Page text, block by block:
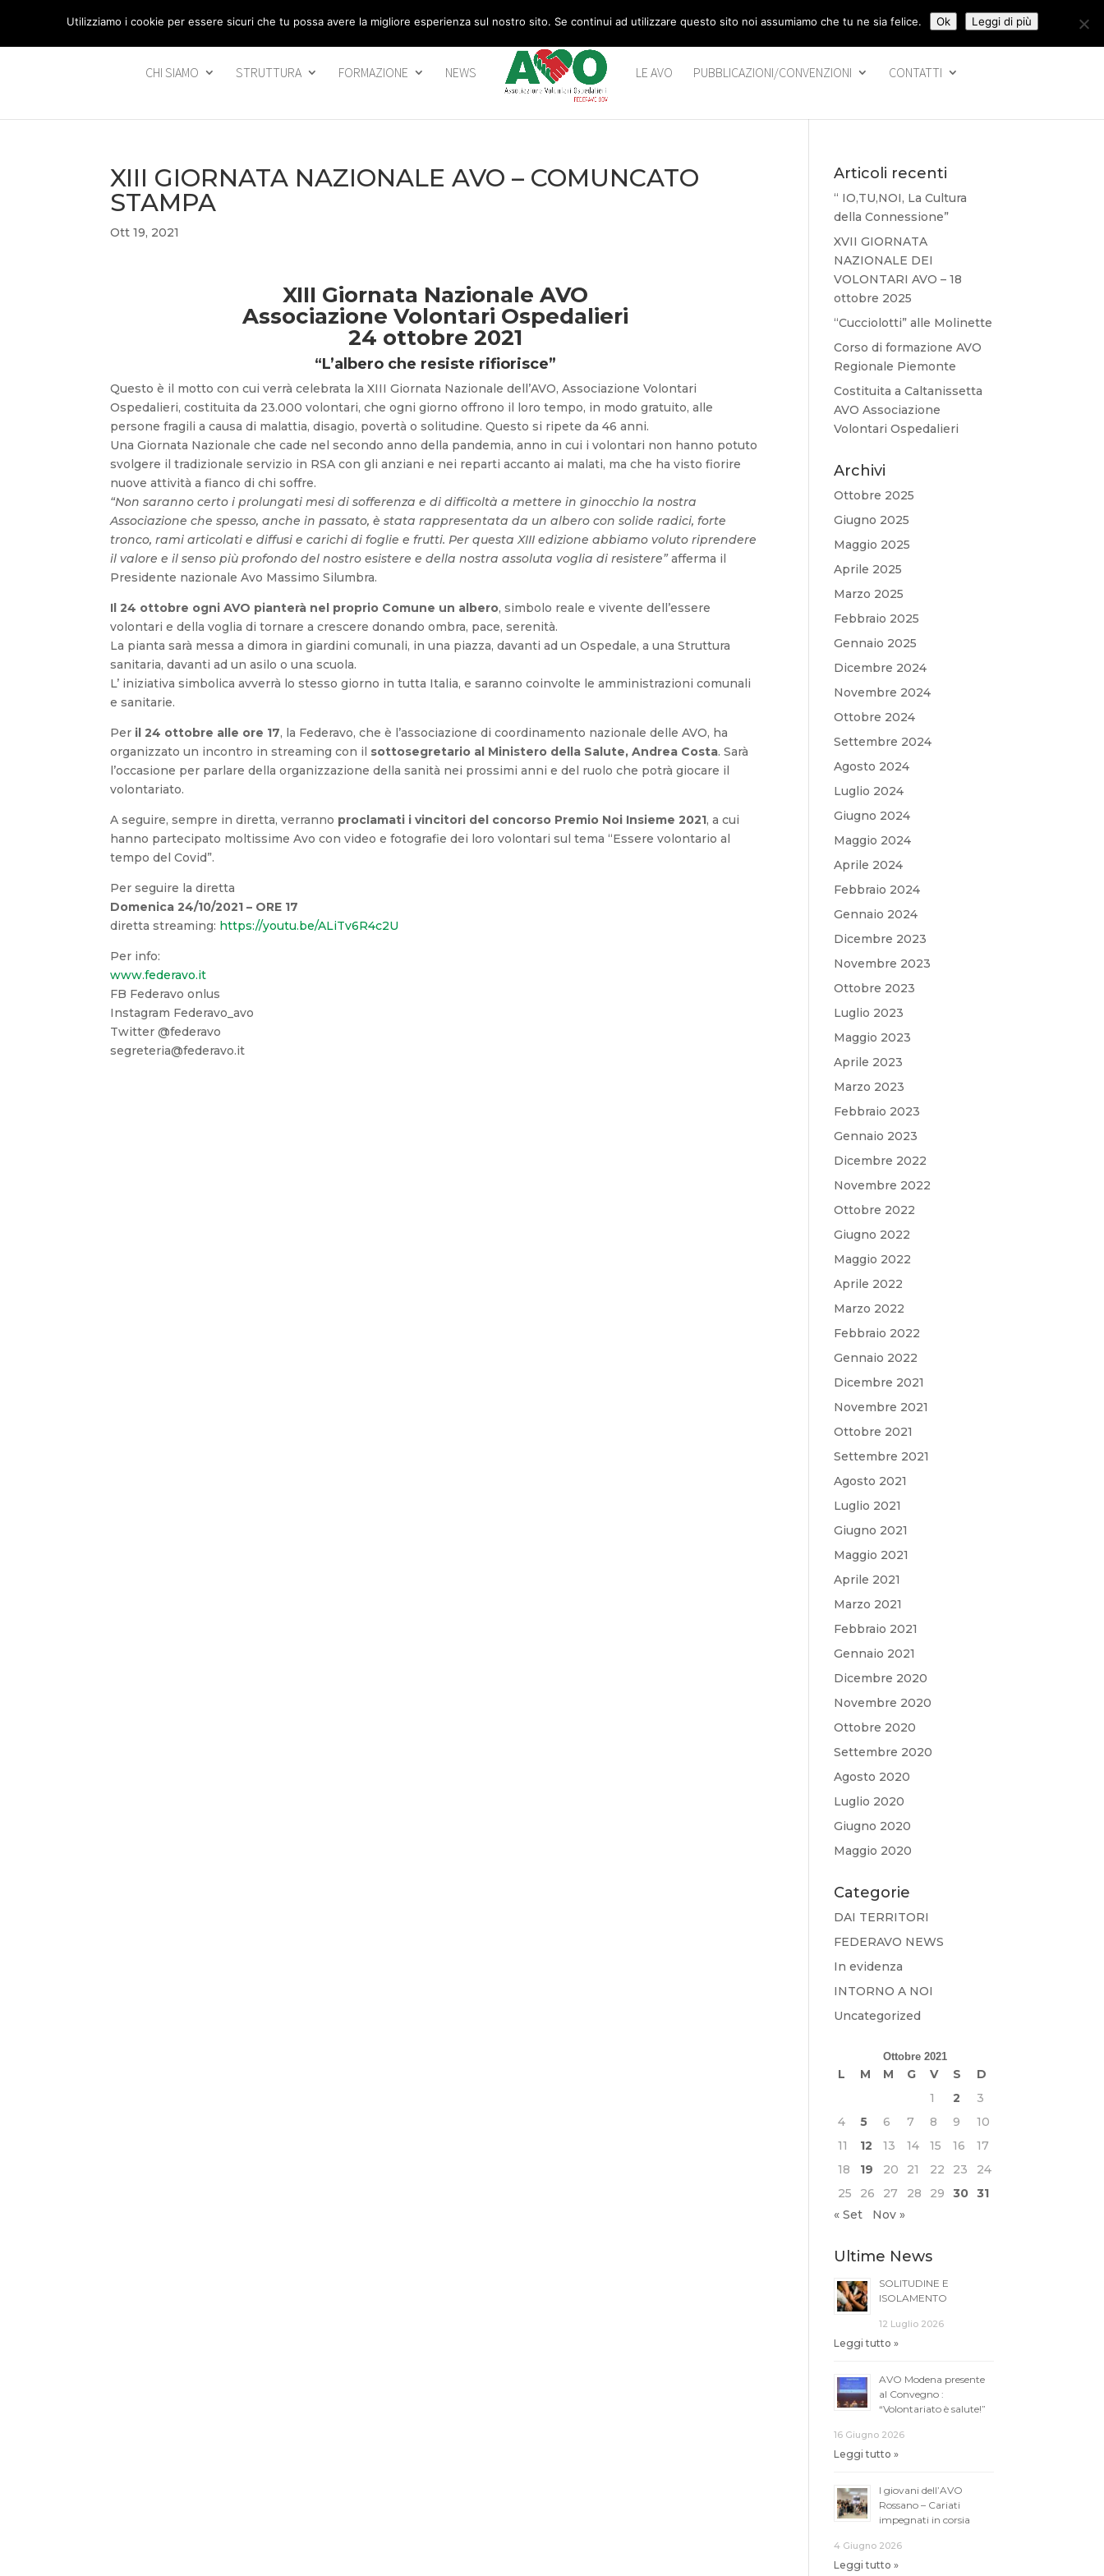
CHI SIAMO STRUTTURA FORMAZIONE NEWS LE AVO PUBBLICAZIONI/CONVENZIONI CONTATTI
XIII GIORNATA NAZIONALE AVO – COMUNCATO
STAMPA
Ott 19, 2021
XIII Giornata Nazionale AVO
Associazione Volontari Ospedalieri
24 ottobre 2021
“L’albero che resiste rifiorisce”
Questo è il motto con cui verrà celebrata la XIII Giornata Nazionale dell’AVO, Associazione Volontari
Ospedalieri, costituita da 23.000 volontari, che ogni giorno offrono il loro tempo, in modo gratuito, alle
persone fragili a causa di malattia, disagio, povertà o solitudine. Questo si ripete da 46 anni.
Una Giornata Nazionale che cade nel secondo anno della pandemia, anno in cui i volontari non hanno potuto
svolgere il tradizionale servizio in RSA con gli anziani e nei reparti accanto ai malati, ma che ha visto fiorire
nuove attività a fianco di chi soffre.
“Non saranno certo i prolungati mesi di sofferenza e di difficoltà a mettere in ginocchio la nostra
Associazione che spesso, anche in passato, è stata rappresentata da un albero con solide radici, forte
tronco, rami articolati e diffusi e carichi di foglie e frutti. Per questa XIII edizione abbiamo voluto riprendere
il valore e il senso più profondo del nostro esistere e della nostra assoluta voglia di resistere”afferma il
Presidente nazionale Avo Massimo Silumbra.
Il 24 ottobre ogni AVO pianterà nel proprio Comune un albero, simbolo reale e vivente dell’essere
volontari e della voglia di tornare a crescere donando ombra, pace, serenità.
La pianta sarà messa a dimora in giardini comunali, in una piazza, davanti ad un Ospedale, a una Struttura
sanitaria, davanti ad un asilo o una scuola.
L’ iniziativa simbolica avverrà lo stesso giorno in tutta Italia, e saranno coinvolte le amministrazioni comunali
e sanitarie.
Per il 24 ottobre alle ore 17, la Federavo, che è l’associazione di coordinamento nazionale delle AVO, ha
organizzato un incontro in streaming con il sottosegretario al Ministero della Salute, Andrea Costa. Sarà
l’occasione per parlare della organizzazione della sanità nei prossimi anni e del ruolo che potrà giocare il
volontariato.
A seguire, sempre in diretta, verranno proclamati i vincitori del concorso Premio Noi Insieme 2021, a cui
hanno partecipato moltissime Avo con video e fotografie dei loro volontari sul tema “Essere volontario al
tempo del Covid”.
Per seguire la diretta
Domenica 24/10/2021 – ORE 17
diretta streaming: https://youtu.be/ALiTv6R4c2U
Per info:
www.federavo.it
FB Federavo onlus
Instagram Federavo_avo
Twitter @federavo
segreteria@federavo.it
Articoli recenti
“ IO,TU,NOI, La Cultura
della Connessione”
XVII GIORNATA
NAZIONALE DEI
VOLONTARI AVO – 18
ottobre 2025
“Cucciolotti” alle Molinette
Corso di formazione AVO
Regionale Piemonte
Costituita a Caltanissetta
AVO Associazione
Volontari Ospedalieri
Archivi
Ottobre 2025
Giugno 2025
Maggio 2025
Aprile 2025
Marzo 2025
Febbraio 2025
Gennaio 2025
Dicembre 2024
Novembre 2024
Ottobre 2024
Settembre 2024
Agosto 2024
Luglio 2024
Giugno 2024
Maggio 2024
Aprile 2024
Febbraio 2024
Gennaio 2024
Dicembre 2023
Novembre 2023
Ottobre 2023
Luglio 2023
Maggio 2023
Aprile 2023
Marzo 2023
Febbraio 2023
Gennaio 2023
Dicembre 2022
Novembre 2022
Ottobre 2022
Giugno 2022
Maggio 2022
Aprile 2022
Marzo 2022
Febbraio 2022
Gennaio 2022
Dicembre 2021
Novembre 2021
Ottobre 2021
Settembre 2021
Agosto 2021
Luglio 2021
Giugno 2021
Maggio 2021
Aprile 2021
Marzo 2021
Febbraio 2021
Gennaio 2021
Dicembre 2020
Novembre 2020
Ottobre 2020
Settembre 2020
Agosto 2020
Luglio 2020
Giugno 2020
Maggio 2020
Categorie
DAI TERRITORI
FEDERAVO NEWS
In evidenza
INTORNO A NOI
Uncategorized
Ottobre 2021
L M M G V S
D
1
2
3
4
5 6 7 8 9
10
11
12 13 14 15 16
17
18
19 20 21 22 23
24
25
26 27 28 29 30 31
« Set
Nov »
Ultime News
SOLITUDINE E
ISOLAMENTO
12 Luglio 2026
Leggi tutto »
AVO Modena presente
al Convegno :
“Volontariato è salute!”
16 Giugno 2026
Leggi tutto »
I giovani dell’AVO
Rossano – Cariati
impegnati in corsia
4 Giugno 2026
Leggi tutto »
Utilizziamo i cookie per essere sicuri che tu possa avere la migliore esperienza sul nostro sito. Se continui ad utilizzare questo sito noi assumiamo che tu ne sia felice. Ok Leggi di più